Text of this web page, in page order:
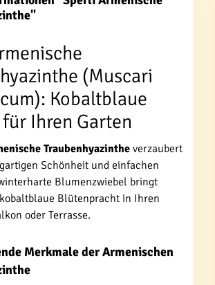
(Muscari
Kobaltblaue
Ihren Garten
Traubenhyazinthe verzaubert
Schönheit und einfachen
Blumenzwiebel bringt
Blütenpracht in Ihren
oder Terrasse.
Merkmale der Armenischen